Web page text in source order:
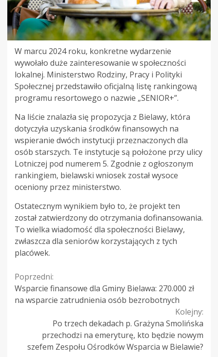
W marcu 2024 roku, konkretne wydarzenie
wywołało duże zainteresowanie w społeczności
lokalnej. Ministerstwo Rodziny, Pracy i Polityki
Społecznej przedstawiło oficjalną listę rankingową
programu resortowego o nazwie „SENIOR+”.
Na liście znalazła się propozycja z Bielawy, która
dotyczyła uzyskania środków finansowych na
wspieranie dwóch instytucji przeznaczonych dla
osób starszych. Te instytucje są położone przy ulicy
Lotniczej pod numerem 5. Zgodnie z ogłoszonym
rankingiem, bielawski wniosek został wysoce
oceniony przez ministerstwo.
Ostatecznym wynikiem było to, że projekt ten
został zatwierdzony do otrzymania dofinansowania.
To wielka wiadomość dla społeczności Bielawy,
zwłaszcza dla seniorów korzystających z tych
placówek.
Continue
Reading
Poprzedni:
Wsparcie finansowe dla Gminy Bielawa: 270.000 zł
na wsparcie zatrudnienia osób bezrobotnych
Kolejny:
Po trzech dekadach p. Grażyna Smolińska
przechodzi na emeryturę, kto będzie nowym
szefem Zespołu Ośrodków Wsparcia w Bielawie?